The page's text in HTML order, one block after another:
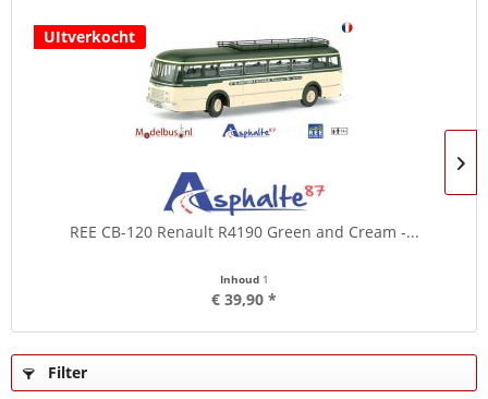
UItverkocht
REE CB-120 Renault R4190 Green and Cream -...
Inhoud 1
€ 39,90 *
Filter